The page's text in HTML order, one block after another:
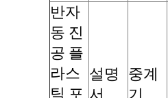
반자
동 진
공 플
라스
틱 포
설명
서
중계
기